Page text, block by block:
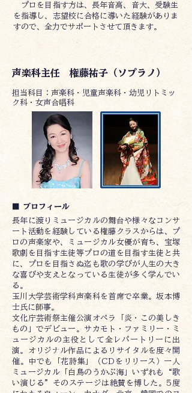
プロを目指す方は、長年音高、音大、受験生
を指導し、志望校に合格に導いた経験がありま
すので、全力でサポートさせて頂きます。
声楽科主任 権藤祐子（ソプラノ）
​担当科目：声楽科・児童声楽科・幼児リトミッ
ク科・女声合唱科
■ プロフィール
長年に渡りミュージカルの舞台や様々なコンサ
ート活動を経験している権藤クラスからは、プ
ロの声楽家や、ミュージカル女優が育ち、宝塚
歌劇を目指す生徒等プロの道を目指す生徒と共
に、プロを目指さぬ迄も歌の学びが人生の大き
な喜びや支えとなっている生徒が多く学んでい
る。
玉川大学芸術学科声楽科を首席で卒業。坂本博
士氏に師事。
文化庁芸術祭主催公演オペラ「炎・この美しき
もの」でデビュー。サカモト・ファミリー・ミ
ュージカルの主役として全レパートリーに出
演。オリジナル作品によるリサイタルを度々開
催。中でも「花詩集」（CDをリリース）一人
ミュージカル「白鳥のうかぶ海」いずれも“歌
い演じる”そのステージは絶賛を博した。5度